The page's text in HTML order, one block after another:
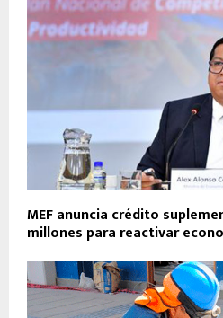
MEF anuncia crédito
millones para reactivar